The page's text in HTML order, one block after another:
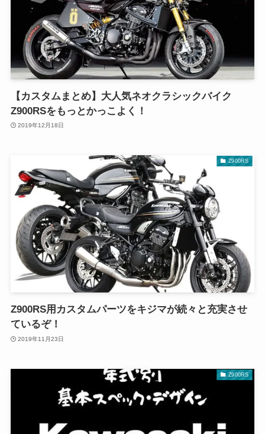
【カスタムまとめ】大人気ネオクラシックバイク
Z900RSをもっとかっこよく！
2019年12月18日
Z900RS
Z900RS用カスタムパーツをキジマが続々と充実させ
ているぞ！
2019年11月23日
Z900RS